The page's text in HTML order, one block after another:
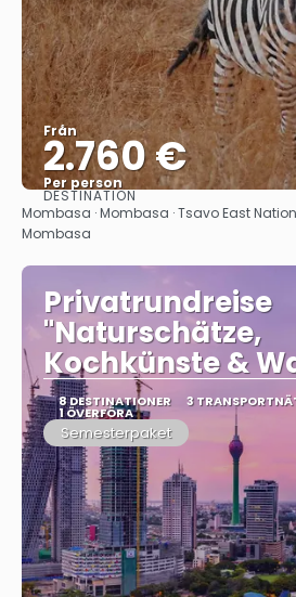
Från
2.760 €
Per person
Se
DESTINATION
Mombasa · Mombasa · Tsavo East
Mombasa
Privatrundreise
"Naturschätze,
Kochkünste &
8 DESTINATIONER 3
1 ÖVERFÖRA
Semesterpaket